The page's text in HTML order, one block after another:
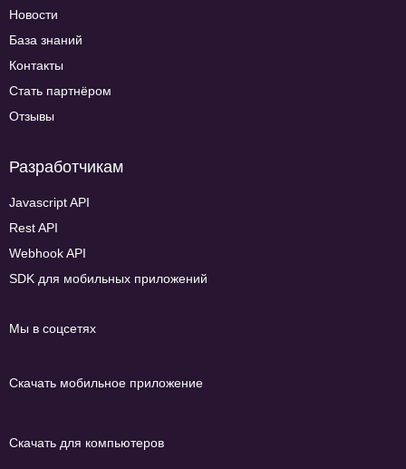
Новости
База знаний
Контакты
Стать партнёром
Отзывы
Разработчикам
Javascript API
Rest API
Webhook API
SDK для мобильных приложений
Мы в соцсетях
Скачать мобильное приложение
Скачать для компьютеров